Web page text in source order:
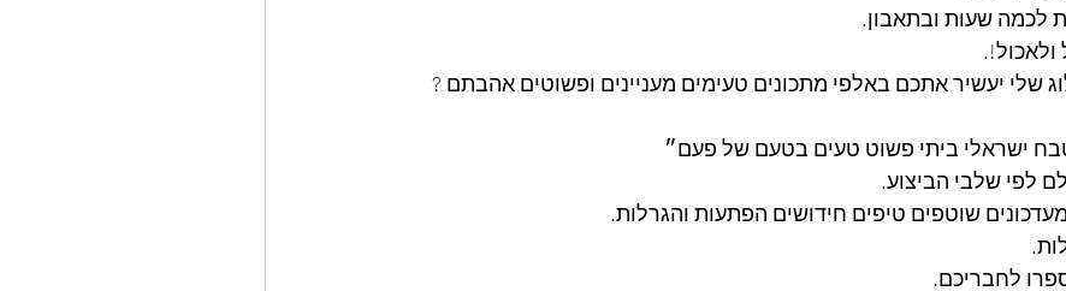
לכמה שעות ובתאבון.
ולאכול!.
שלי יעשיר אתכם באלפי מתכונים טעימים מעניינים ופשוטים אהבתם ?
ישראלי ביתי פשוט טעים בטעם של פעם״
לפי שלבי הביצוע.
מעדכונים שוטפים טיפים חידושים הפתעות והגרלות.
לחבריכם.